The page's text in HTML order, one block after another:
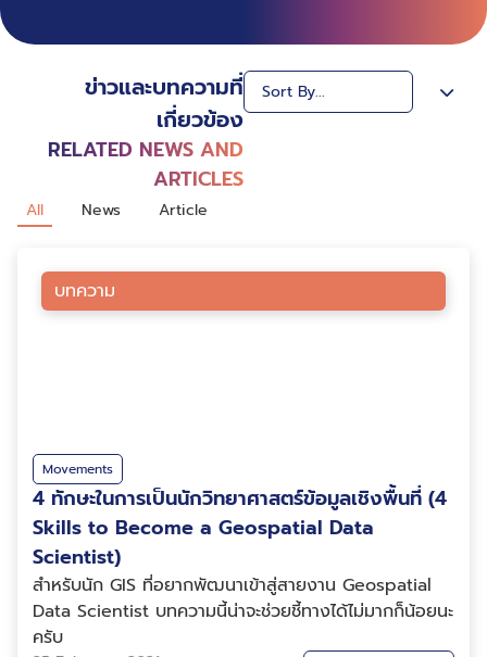
ข่าวและบทความที่
เกี่ยวข้อง
RELATED NEWS AND
ARTICLES
All News Article
บทความ
Movements
4 ทักษะในการเป็นนักวิทยาศาสตร์ข้อมูลเชิงพื้นที่ (4
Skills to Become a Geospatial Data
Scientist)
สำหรับนัก GIS ที่อยากพัฒนาเข้าสู่สายงาน Geospatial
Data Scientist บทความนี้น่าจะช่วยชี้ทางได้ไม่มากก็น้อยนะ
ครับ